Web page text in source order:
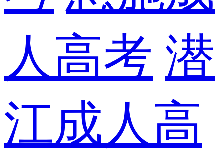
人高考 潜
江成人高